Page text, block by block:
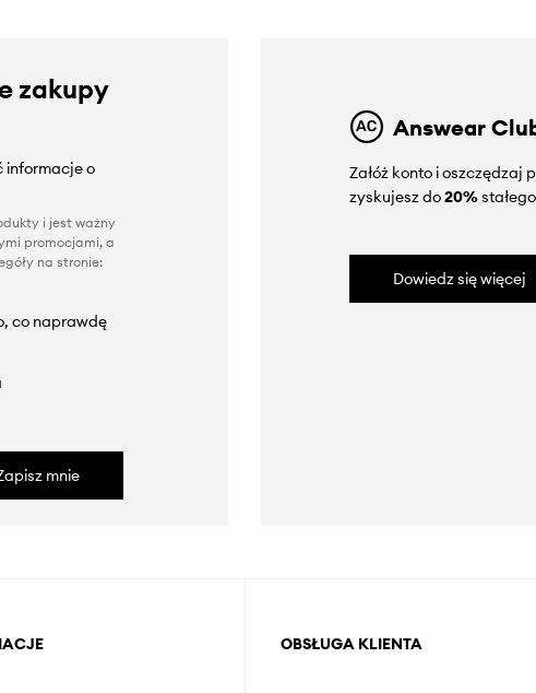
zakupy
informacje o
i jest ważny
promocjami, a
na stronie:
co naprawdę
mnie
Answear
Załóż konto i oszczędzaj
zyskujesz do20%
Dowiedz się więcej
OBSŁUGA KLIENTA